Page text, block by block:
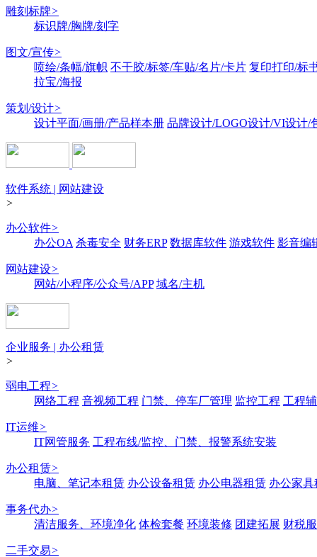
雕刻标牌>
标识牌/胸牌/刻字
图文/宣传>
喷绘/条幅/旗帜 不干胶/标签/车贴/名片/卡片 复印打印/标
拉宝/海报
策划/设计>
设计平面/画册/产品样本册 品牌设计/LOGO设计/VI设计/
软件系统 | 网站建设
>
办公软件>
办公OA 杀毒安全 财务ERP 数据库软件 游戏软件 影音编
网站建设>
网站/小程序/公众号/APP 域名/主机
企业服务 | 办公租赁
>
弱电工程>
网络工程 音视频工程 门禁、停车厂管理 监控工程 工程
IT运维>
IT网管服务 工程布线/监控、门禁、报警系统安装
办公租赁>
电脑、笔记本租赁 办公设备租赁 办公电器租赁 办公家具
事务代办>
清洁服务、环境净化 体检套餐 环境装修 团建拓展 财税
二手交易>